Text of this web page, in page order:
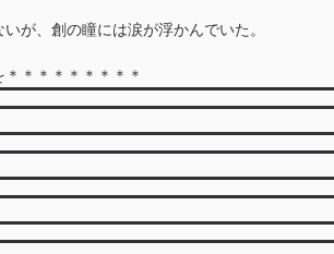
が、創の瞳には涙が浮かんでいた。
＊＊＊＊＊＊＊＊